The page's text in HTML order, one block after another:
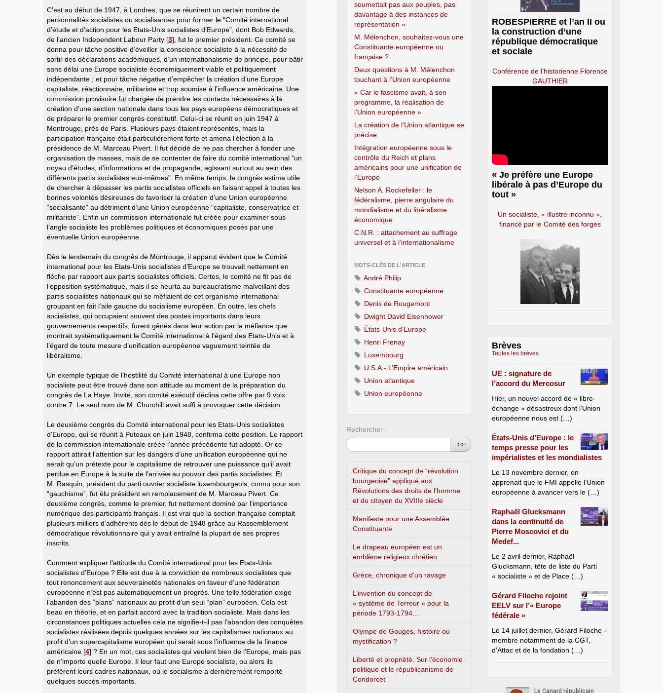
C’est au début de 1947, à Londres, que se réunirent un certain nombre de
personnalités socialistes ou socialisantes pour former le “Comité international
d’étude et d’action pour les Etats-Unis socialistes d’Europe”, dont Bob Edwards,
de l’ancien Independent Labour Party [3] , fut le premier président. Ce comité se
donna pour tâche positive d’éveiller la conscience socialiste à la nécessité de
sortir des déclarations académiques, d’un internationalisme de principe, pour bâtir
sans délai une Europe socialiste économiquement viable et politiquement
indépendante ; et pour tâche négative d’empêcher la création d’une Europe
capitaliste, réactionnaire, militariste et trop soumise à l’influence américaine. Une
commission provisoire fut chargée de prendre les contacts nécessaires à la
création d’une section nationale dans tous les pays européens démocratiques et
de préparer le premier congrès constitutif. Celui-ci se réunit en juin 1947 à
Montrouge, près de Paris. Plusieurs pays étaient représentés, mais la
participation française était particulièrement forte et amena l’élection à la
présidence de M. Marceau Pivert. Il fut décidé de ne pas chercher à fonder une
organisation de masses, mais de se contenter de faire du comité international “un
noyau d’études, d’informations et de propagande, agissant surtout au sein des
différents partis socialistes eux-mêmes”. En même temps, le congrès estima utile
de chercher à dépasser les partis socialistes officiels en faisant appel à toutes les
bonnes volontés désireuses de favoriser la création d’une Union européenne
“socialisante” au détriment d’une Union européenne “capitaliste, conservatrice et
militariste”. Enfin un commission internationale fut créée pour examiner sous
l’angle socialiste les problèmes politiques et économiques posés par une
éventuelle Union européenne.
Dès le lendemain du congrès de Montrouge, il apparut évident que le Comité
international pour les Etats-Unis socialistes d’Europe se trouvait nettement en
flèche par rapport aux partis socialistes officiels. Certes, le comité ne fit pas de
l’opposition systématique, mais il se heurta au bureaucratisme malveillant des
partis socialistes nationaux qui se méfiaient de cet organisme international
groupant en fait l’aile gauche du socialisme européen. En outre, les chefs
socialistes, qui occupaient souvent des postes importants dans leurs
gouvernements respectifs, furent gênés dans leur action par la méfiance que
montrait systématiquement le Comité international à l’égard des Etats-Unis et à
l’égard de toute mesure d’unification européenne vaguement teintée de
libéralisme.
Un exemple typique de l’hostilité du Comité international à une Europe non
socialiste peut être trouvé dans son attitude au moment de la préparation du
congrès de La Haye. Invité, son comité exécutif déclina cette offre par 9 voix
contre 7. Le seul nom de M. Churchill avait suffi à provoquer cette décision.
Le deuxième congrès du Comité international pour les Etats-Unis socialistes
d’Europe, qui se réunit à Puteaux en juin 1948, confirma cette position. Le rapport
de la commission internationale créée l’année précédente fut adopté. Or ce
rapport attirait l’attention sur les dangers d’une unification européenne qui ne
serait qu’un prétexte pour le capitalisme de retrouver une puissance qu’il avait
perdue en Europe à la suite de l’arrivée au pouvoir des partis socialistes. Et
M. Rasquin, président du parti ouvrier socialiste luxembourgeois, connu pour son
“gauchisme”, fut élu président en remplacement de M. Marceau Pivert. Ce
deuxième congrès, comme le premier, fut nettement dominé par l’importance
numérique des participants français. Il est vrai que la section française comptait
plusieurs milliers d’adhérents dès le début de 1948 grâce au Rassemblement
démocratique révolutionnaire qui y avait entraîné la plupart de ses propres
inscrits.
Comment expliquer l’attitude du Comité international pour les Etats-Unis
socialistes d’Europe ? Elle est due à la conviction de nombreux socialistes que
tout renoncement aux souverainetés nationales en faveur d’une fédération
européenne n’est pas automatiquement un progrès. Une telle fédération exige
l’abandon des “plans” nationaux au profit d’un seul “plan” européen. Cela est
beau en théorie, et en parfait accord avec la tradition socialiste. Mais dans les
circonstances politiques actuelles cela ne signifie-t-il pas l’abandon des conquêtes
socialistes réalisées depuis quelques années sur les capitalismes nationaux au
profit d’un supercapitalisme européen qui serait sous l’influence de la finance
américaine [4] ? En un mot, ces socialistes qui veulent bien de l’Europe, mais pas
de n’importe quelle Europe. Il leur faut une Europe socialiste, ou alors ils
préfèrent leurs cadres nationaux, où le socialisme a dernièrement remporté
quelques succès importants.
soumettait pas aux peuples, pas
davantage à des instances de
représentation »
M. Mélenchon, souhaitez-vous une
Constituante européenne ou
française ?
Deux questions à M. Mélenchon
touchant à l’Union européenne
« Car le fascisme avait, à son
programme, la réalisation de
l’Union européenne »
La création de l’Union atlantique se
précise
Intégration européenne sous le
contrôle du Reich et plans
américains pour une unification de
l’Europe
Nelson A. Rockefeller : le
fédéralisme, pierre angulaire du
mondialisme et du libéralisme
économique
C.N.R. : attachement au suffrage
universel et à l’internationalisme
MOTS-CLÉS DE L'ARTICLE
André Philip
Constituante européenne
Denis de Rougemont
Dwight David Eisenhower
États-Unis d’Europe
Henri Frenay
Luxembourg
U.S.A.- L’Empire américain
Union atlantique
Union européenne
Rechercher :
>>
Critique du concept de “révolution
bourgeoise” appliqué aux
Révolutions des droits de l’homme
et du citoyen du XVIIIe siècle
Manifeste pour une Assemblée
Constituante
Le drapeau européen est un
emblème religieux chrétien
Grèce, chronique d’un ravage
L’invention du concept de
« système de Terreur » pour la
période 1793-1794...
Olympe de Gouges, histoire ou
mystification ?
Liberté et propriété. Sur l’économie
politique et le républicanisme de
Condorcet
ROBESPIERRE et l’an II ou
la construction d’une
république démocratique
et sociale
Conférence de l’historienne Florence
GAUTHIER
« Je préfère une Europe
libérale à pas d’Europe du
tout »
Un socialiste, « illustre inconnu »,
financé par le Comité des forges
Brèves
Toutes les brèves
UE : signature de
l’accord du Mercosur
Hier, un nouvel accord de « libre-
échange » désastreux dont l’Union
européenne nous est (…)
États-Unis d’Europe : le
temps presse pour les
impérialistes et les mondialistes
Le 13 novembre dernier, on
apprenait que le FMI appelle l’Union
européenne à avancer vers le (…)
Raphaël Glucksmann
dans la continuité de
Pierre Moscovici et du
Medef...
Le 2 avril dernier, Raphaël
Glucksmann, tête de liste du Parti
« socialiste » et de Place (…)
Gérard Filoche rejoint
EELV sur l’« Europe
fédérale »
Le 14 juillet dernier, Gérard Filoche -
membre notamment de la CGT,
d’Attac et de la fondation (…)